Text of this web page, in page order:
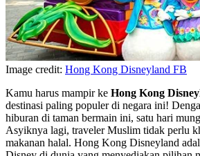
Image credit: Hong Kong Disneyland FB
Kamu harus mampir ke Hong Kong
destinasi paling populer di negara ini!
hiburan di taman bermain ini, satu hari
Asyiknya lagi, traveler Muslim tidak perlu
makanan halal. Hong Kong Disneyland